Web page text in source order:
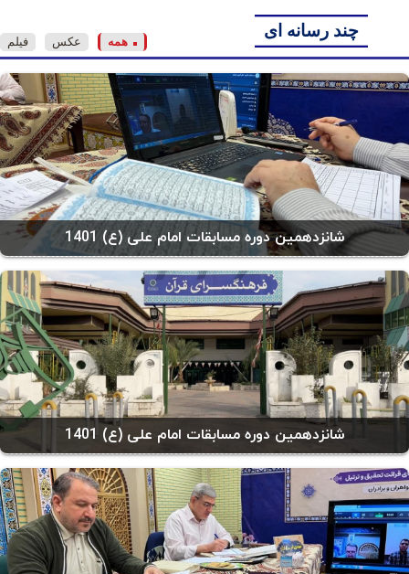
چند رسانه ای
همه عکس فیلم
شانزدهمین دوره مسابقات امام علی (ع) 1401
شانزدهمین دوره مسابقات امام علی (ع) 1401